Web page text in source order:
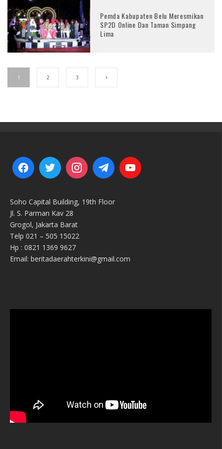
Pemda Kabupaten Belu Meresmikan
SP2D Online Dan Taman Simpang
Lima
1 2 3
Soho Capital Building, 19th Floor
Jl. S. Parman Kav 28
Grogol, Jakarta Barat
Telp 021 – 505 15022
Hp : 0821 1369 9627
Email: beritadaerahterkini@gmail.com